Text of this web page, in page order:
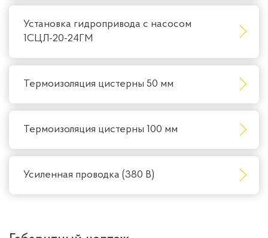
Установка гидропривода с насосом
1СЦЛ-20-24ГМ
Термоизоляция цистерны 50 мм
Термоизоляция цистерны 100 мм
Усиленная проводка (380 В)